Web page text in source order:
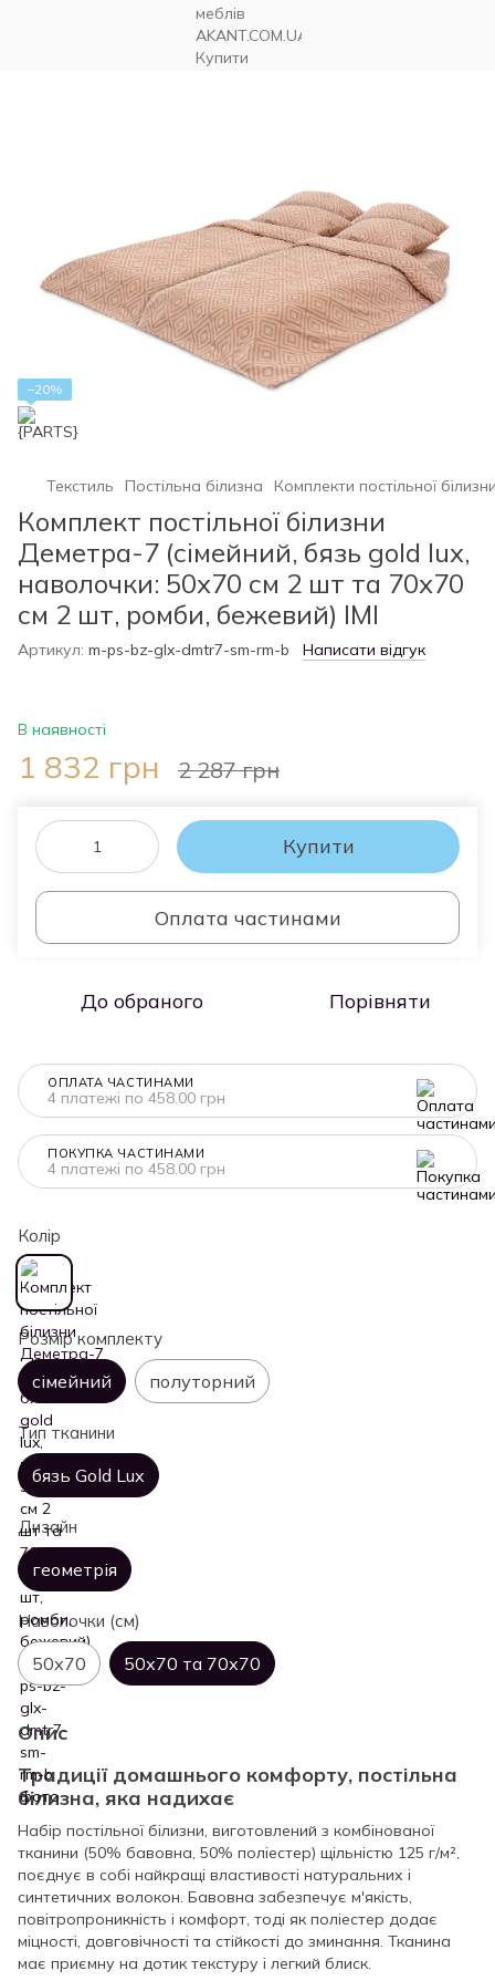
−20%
Текстиль Постільна білизна Комплекти постільної
Комплект постільної білизни
Деметра-7 (сімейний, бязь gold lux,
наволочки: 50х70 см 2 шт та 70х70
см 2 шт, ромби, бежевий) IMI
Артикул: m-ps-bz-glx-dmtr7-sm-rm-b Написати відгук
В наявності
1 832 грн 2 287 грн
Купити
Оплата частинами
До обраного Порівняти
ОПЛАТА ЧАСТИНАМИ
4 платежі по 458.00 грн
ПОКУПКА ЧАСТИНАМИ
4 платежі по 458.00 грн
Колір
Розмір комплекту
сімейний полуторний
Тип тканини
бязь Gold Lux
Дизайн
геометрія
Наволочки (см)
50х70 50х70 та 70х70
Опис
Традиції домашнього комфорту, постільна
білизна, яка надихає
Набір постільної білизни, виготовлений з комбінованої
тканини (50% бавовна, 50% поліестер) щільністю 125 г/м²,
поєднує в собі найкращі властивості натуральних і
синтетичних волокон. Бавовна забезпечує м'якість,
повітропроникність і комфорт, тоді як поліестер додає
міцності, довговічності та стійкості до зминання. Тканина
має приємну на дотик текстуру і легкий блиск.